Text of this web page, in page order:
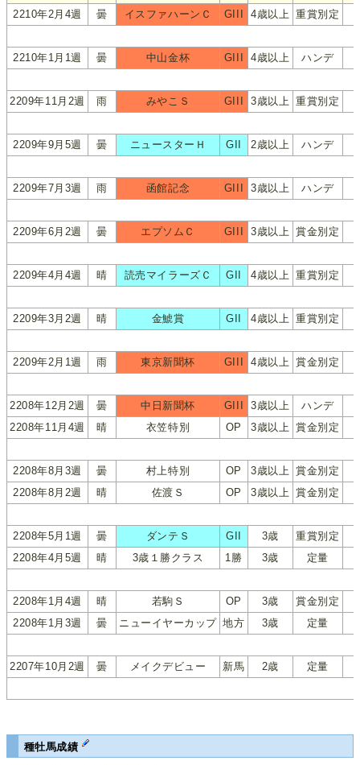
2210年2月4週
曇 イスファハーンＣ GIII 4歳以上 重賞別定
2210年1月1週 曇 中山金杯 GIII 4歳以上 ハンデ
2209年11月2週 雨 みやこＳ GIII 3歳以上 重賞別定
2209年9月5週 曇 ニュースターＨ GII 2歳以上 ハンデ
2209年7月3週 雨 函館記念 GIII 3歳以上 ハンデ
2209年6月2週 曇 エプソムＣ GIII 3歳以上 賞金別定
2209年4月4週 晴 読売マイラーズＣ GII 4歳以上 重賞別定
2209年3月2週 晴 金鯱賞 GII 4歳以上 重賞別定
2209年2月1週 雨 東京新聞杯 GIII 4歳以上 賞金別定
2208年12月2週 曇 中日新聞杯 GIII 3歳以上 ハンデ
2208年11月4週
晴 衣笠特別 OP 3歳以上 賞金別定
2208年8月3週 曇 村上特別 OP 3歳以上 賞金別定
2208年8月2週
晴 佐渡Ｓ OP 3歳以上 賞金別定
2208年5月1週 曇 ダンテＳ GII 3歳
重賞別定
2208年4月5週
晴 3歳１勝クラス 1勝 3歳 定量
2208年1月4週 晴 若駒Ｓ OP 3歳
賞金別定
2208年1月3週
曇 ニューイヤーカップ 地方 3歳 定量
2207年10月2週 曇 メイクデビュー 新馬 2歳 定量
種牡馬成績